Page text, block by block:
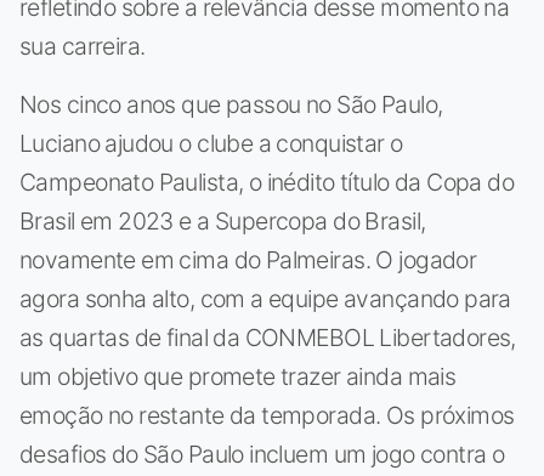
refletindo sobre a relevância desse momento na
sua carreira.
Nos cinco anos que passou no São Paulo,
Luciano ajudou o clube a conquistar o
Campeonato Paulista, o inédito título da Copa do
Brasil em 2023 e a Supercopa do Brasil,
novamente em cima do Palmeiras. O jogador
agora sonha alto, com a equipe avançando para
as quartas de final da CONMEBOL Libertadores,
um objetivo que promete trazer ainda mais
emoção no restante da temporada. Os próximos
desafios do São Paulo incluem um jogo contra o